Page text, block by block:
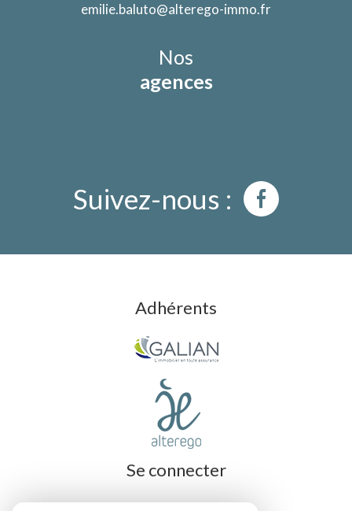
emilie.baluto@alterego-immo.fr
Nos
agences
Suivez-nous :
Adhérents
Se connecter